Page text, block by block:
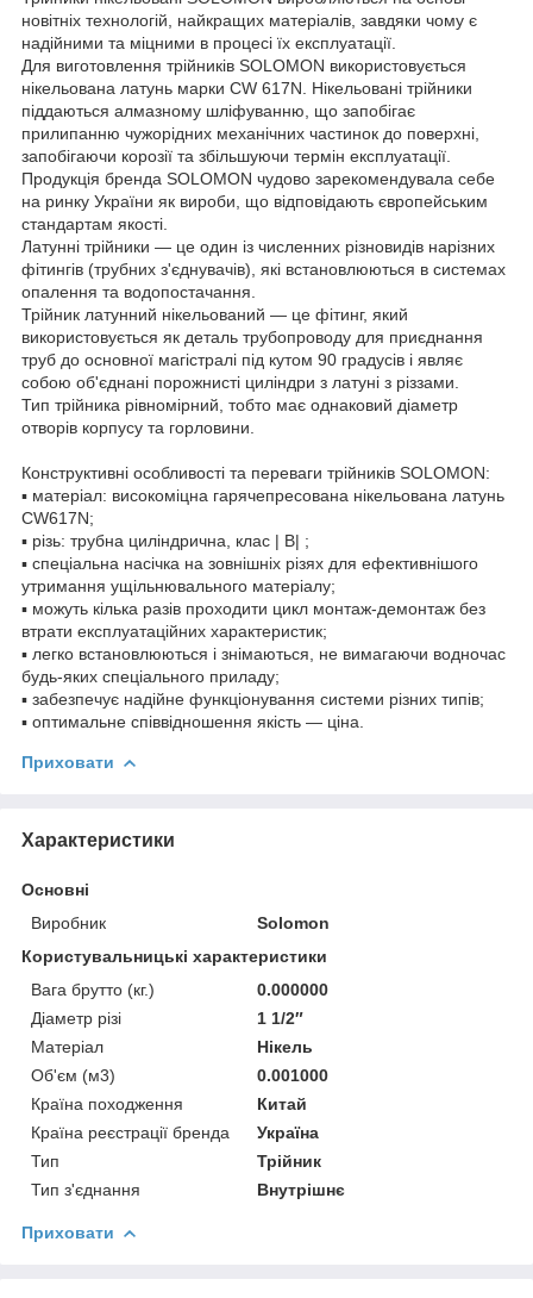
новітніх технологій, найкращих матеріалів, завдяки чому є
надійними та міцними в процесі їх експлуатації.
Для виготовлення трійників SOLOMON використовується
нікельована латунь марки CW 617N. Нікельовані трійники
піддаються алмазному шліфуванню, що запобігає
прилипанню чужорідних механічних частинок до поверхні,
запобігаючи корозії та збільшуючи термін експлуатації.
Продукція бренда SOLOMON чудово зарекомендувала себе
на ринку України як вироби, що відповідають європейським
стандартам якості.
Латунні трійники — це один із численних різновидів нарізних
фітингів (трубних з'єднувачів), які встановлюються в системах
опалення та водопостачання.
Трійник латунний нікельований — це фітинг, який
використовується як деталь трубопроводу для приєднання
труб до основної магістралі під кутом 90 градусів і являє
собою об'єднані порожнисті циліндри з латуні з різзами.
Тип трійника рівномірний, тобто має однаковий діаметр
отворів корпусу та горловини.
Конструктивні особливості та переваги трійників SOLOMON:
▪ матеріал: високоміцна гарячепресована нікельована латунь
CW617N;
▪ різь: трубна циліндрична, клас | В| ;
▪ спеціальна насічка на зовнішніх різях для ефективнішого
утримання ущільнювального матеріалу;
▪ можуть кілька разів проходити цикл монтаж-демонтаж без
втрати експлуатаційних характеристик;
▪ легко встановлюються і знімаються, не вимагаючи водночас
будь-яких спеціального приладу;
▪ забезпечує надійне функціонування системи різних типів;
▪ оптимальне співвідношення якість — ціна.
Приховати
Характеристики
Основні
Виробник
Solomon
Користувальницькі характеристики
Вага брутто (кг.)
0.000000
Діаметр різі
1 1/2″
Матеріал
Нікель
Об'єм (м3)
0.001000
Країна походження
Китай
Країна реєстрації бренда
Україна
Тип
Трійник
Тип з'єднання
Внутрішнє
Приховати